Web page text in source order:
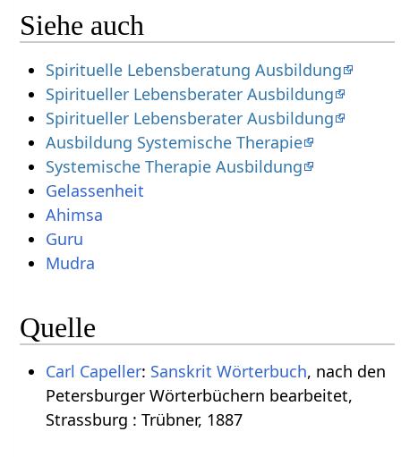
Siehe auch
Spirituelle Lebensberatung Ausbildung
Spiritueller Lebensberater Ausbildung
Spiritueller Lebensberater Ausbildung
Ausbildung Systemische Therapie
Systemische Therapie Ausbildung
Gelassenheit
Ahimsa
Guru
Mudra
Quelle
Carl Capeller: Sanskrit Wörterbuch, nach den
Petersburger Wörterbüchern bearbeitet,
Strassburg : Trübner, 1887